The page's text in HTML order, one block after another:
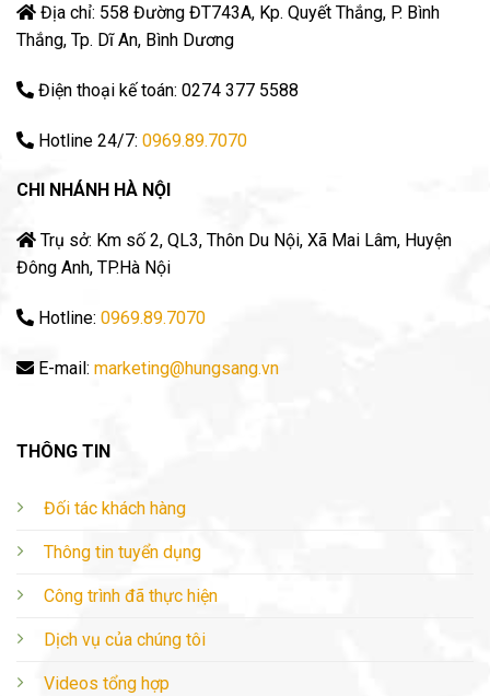
Địa chỉ: 558 Đường ĐT743A, Kp. Quyết Thắng, P. Bình
Thắng, Tp. Dĩ An, Bình Dương
Điện thoại kế toán: 0274 377 5588
Hotline 24/7: 0969.89.7070
CHI NHÁNH HÀ NỘI
Trụ sở: Km số 2, QL3, Thôn Du Nội, Xã Mai Lâm, Huyện
Đông Anh, TP.Hà Nội
Hotline: 0969.89.7070
E-mail: marketing@hungsang.vn
THÔNG TIN
Đối tác khách hàng
Thông tin tuyển dụng
Công trình đã thực hiện
Dịch vụ của chúng tôi
Videos tổng hợp